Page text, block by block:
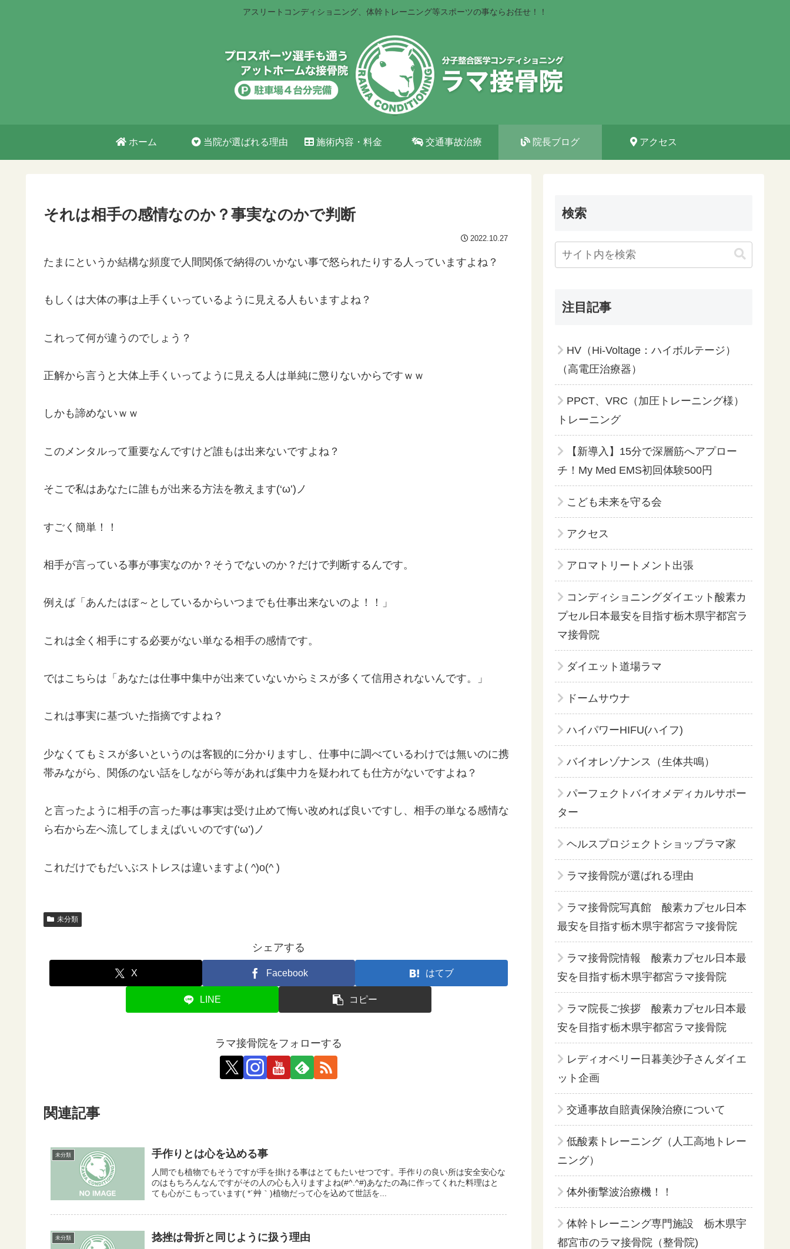
アスリートコンディショニング、体幹トレーニング等スポーツの事ならお任せ！！
ホーム 当院が選ばれる理由 施術内容・料金 交通事故治療 院長ブログ アクセス
それは相手の感情なのか？事実なのかで判断
2022.10.27
たまにというか結構な頻度で人間関係で納得のいかない事で怒られたりする人っていますよね？
もしくは大体の事は上手くいっているように見える人もいますよね？
これって何が違うのでしょう？
正解から言うと大体上手くいってように見える人は単純に懲りないからですｗｗ
しかも諦めないｗｗ
このメンタルって重要なんですけど誰もは出来ないですよね？
そこで私はあなたに誰もが出来る方法を教えます(‘ω’)ノ
すごく簡単！！
相手が言っている事が事実なのか？そうでないのか？だけで判断するんです。
例えば「あんたはぼ～としているからいつまでも仕事出来ないのよ！！」
これは全く相手にする必要がない単なる相手の感情です。
ではこちらは「あなたは仕事中集中が出来ていないからミスが多くて信用されないんです。」
これは事実に基づいた指摘ですよね？
少なくてもミスが多いというのは客観的に分かりますし、仕事中に調べているわけでは無いのに携
帯みながら、関係のない話をしながら等があれば集中力を疑われても仕方がないですよね？
と言ったように相手の言った事は事実は受け止めて悔い改めれば良いですし、相手の単なる感情な
ら右から左へ流してしまえばいいのです(‘ω’)ノ
これだけでもだいぶストレスは違いますよ( ^)o(^ )
未分類
シェアする
X Facebook はてブ
LINE コピー
ラマ接骨院をフォローする
関連記事
未分類 手作りとは心を込める事
人間でも植物でもそうですが手を掛ける事はとてもたいせつです。手作りの良い所は安全安心な
のはもちろんなんですがその人の心も入りますよね(#^.^#)あなたの為に作ってくれた料理はと
ても心がこもっています( *´艸｀)植物だって心を込めて世話を...
未分類 捻挫は骨折と同じように扱う理由
検索
注目記事
HV（Hi-Voltage：ハイボルテージ）
（高電圧治療器）
PPCT、VRC（加圧トレーニング様）
トレーニング
【新導入】15分で深層筋へアプロー
チ！My Med EMS初回体験500円
こども未来を守る会
アクセス
アロマトリートメント出張
コンディショニングダイエット酸素カ
プセル日本最安を目指す栃木県宇都宮ラ
マ接骨院
ダイエット道場ラマ
ドームサウナ
ハイパワーHIFU(ハイフ)
バイオレゾナンス（生体共鳴）
パーフェクトバイオメディカルサポー
ター
ヘルスプロジェクトショップラマ家
ラマ接骨院が選ばれる理由
ラマ接骨院写真館 酸素カプセル日本
最安を目指す栃木県宇都宮ラマ接骨院
ラマ接骨院情報 酸素カプセル日本最
安を目指す栃木県宇都宮ラマ接骨院
ラマ院長ご挨拶 酸素カプセル日本最
安を目指す栃木県宇都宮ラマ接骨院
レディオベリー日暮美沙子さんダイエ
ット企画
交通事故自賠責保険治療について
低酸素トレーニング（人工高地トレー
ニング）
体外衝撃波治療機！！
体幹トレーニング専門施設 栃木県宇
都宮市のラマ接骨院（整骨院)